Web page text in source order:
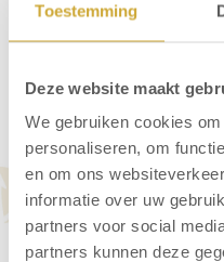
Toestemming
Deze website maakt
We gebruiken cookies
personaliseren, om
en om ons
informatie over uw
partners voor social
partners kunnen deze
uitstekend met een
Vragen
Neptunus